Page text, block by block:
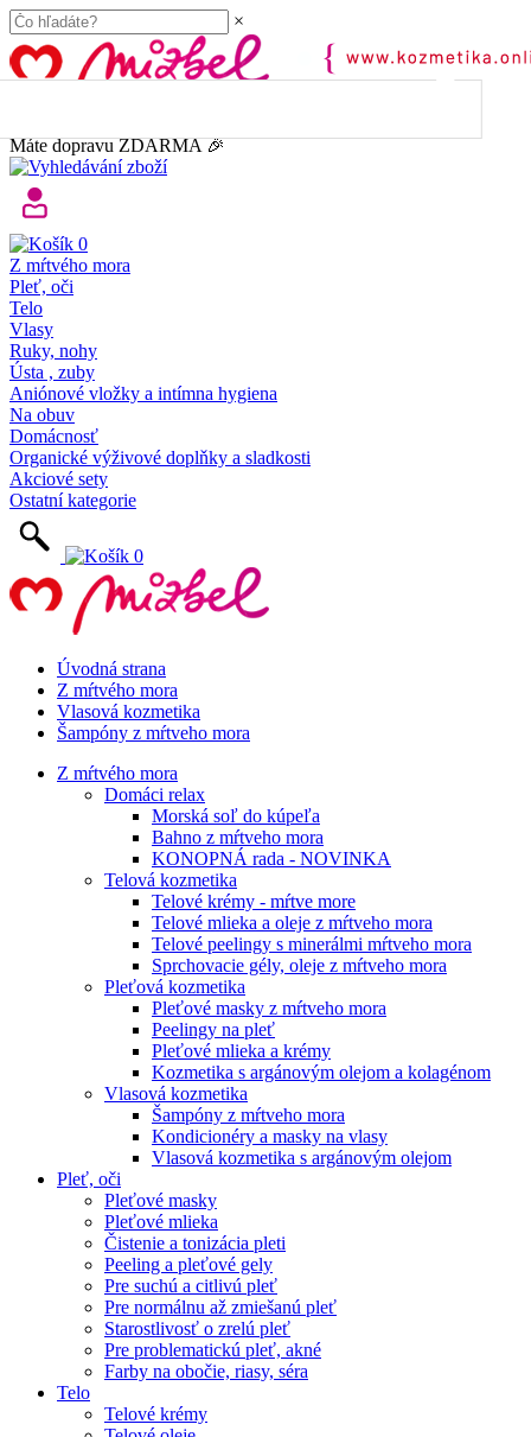
×
Máte dopravu ZDARMA 🎉
0
Z mŕtvého mora
Pleť, oči
Telo
Vlasy
Ruky, nohy
Ústa , zuby
Aniónové vložky a intímna hygiena
Na obuv
Domácnosť
Organické výživové doplňky a sladkosti
Akciové sety
Ostatní kategorie
0
Úvodná strana
Z mŕtvého mora
Vlasová kozmetika
Šampóny z mŕtveho mora
Z mŕtvého mora
Domáci relax
Morská soľ do kúpeľa
Bahno z mŕtveho mora
KONOPNÁ rada - NOVINKA
Telová kozmetika
Telové krémy - mŕtve more
Telové mlieka a oleje z mŕtveho mora
Telové peelingy s minerálmi mŕtveho mora
Sprchovacie gély, oleje z mŕtveho mora
Pleťová kozmetika
Pleťové masky z mŕtveho mora
Peelingy na pleť
Pleťové mlieka a krémy
Kozmetika s argánovým olejom a kolagénom
Vlasová kozmetika
Šampóny z mŕtveho mora
Kondicionéry a masky na vlasy
Vlasová kozmetika s argánovým olejom
Pleť, oči
Pleťové masky
Pleťové mlieka
Čistenie a tonizácia pleti
Peeling a pleťové gely
Pre suchú a citlivú pleť
Pre normálnu až zmiešanú pleť
Starostlivosť o zrelú pleť
Pre problematickú pleť, akné
Farby na obočie, riasy, séra
Telo
Telové krémy